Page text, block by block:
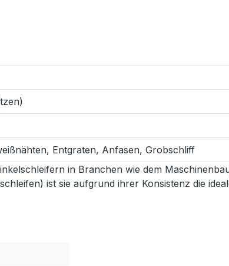
Entgraten, Anfasen, Grobschliff
in Branchen wie dem
ist sie aufgrund ihrer Konsistenz die